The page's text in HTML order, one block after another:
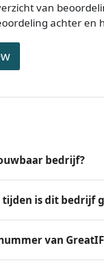
van
achter en
bedrijf?
tijden is dit bedrijf
van